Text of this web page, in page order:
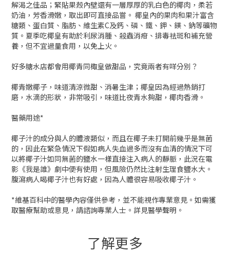
解渴之佳品；緊貼果殼內壁還有一層厚厚的乳白色的椰肉，柔若
奶油，芳香滑嫩，取出即可直接品嘗。 椰皇內的果肉和果汁富含
糖類、蛋白質、脂肪、維生素C及鈣、磷、鐵、鉀、鎂、鈉等礦物
質。夏季吃椰皇有助於利尿消腫、殺蟲消疳、排毒祛斑和補充營
養，但不宜過量食用，以免上火。
好多糖水店都會用椰青同棷皇做甜品，究竟兩者有咩分別？
椰青嫩椰子，味道清涼微甜、消暑生津；椰皇因為經過熱銷打
磨，水滴的形狀，非常吸引，味道比夜青水夠甜，椰肉香滑。
醫藥用途*
椰子汁的成分與人的體液類似，而且在椰子未打開前幾乎是無菌
的，因此在緊急情況下假如病人失血過多而沒有血清的情況下可
以將椰子汁如同無菌的鹽水一樣直接注入病人的靜脈，此況在電
影《我是誰》劇中便有使用，但風險仍然比注射生理食鹽水大。
腹瀉病人喝椰子汁也有好處，因為人體很容易吸收椰子汁。
*維基百科中的醫學內容僅供參考，並不能視作專業意見。如需獲
取醫療幫助或意見，請諮詢專業人士。詳見醫學聲明。
了解更多